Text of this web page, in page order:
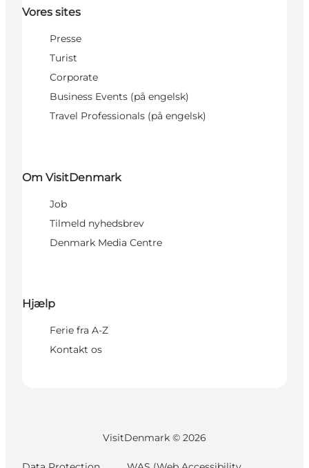
Vores sites
Presse
Turist
Corporate
Business Events (på engelsk)
Travel Professionals (på engelsk)
Om VisitDenmark
Job
Tilmeld nyhedsbrev
Denmark Media Centre
Hjælp
Ferie fra A-Z
Kontakt os
VisitDenmark © 2026